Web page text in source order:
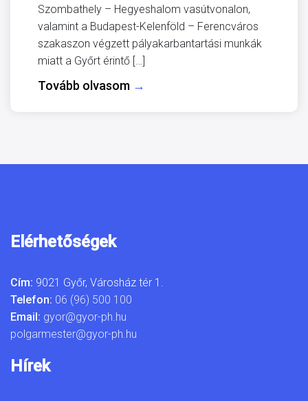
Szombathely – Hegyeshalom vasútvonalon,
valamint a Budapest-Kelenföld – Ferencváros
szakaszon végzett pályakarbantartási munkák
miatt a Győrt érintő […]
Tovább olvasom →
Elérhetőségek
Cím: 9021 Győr, Városház tér 1.
Telefon: 06 (96) 500 100
Email: gyor@gyor-ph.hu
polgarmester@gyor-ph.hu
Hírek